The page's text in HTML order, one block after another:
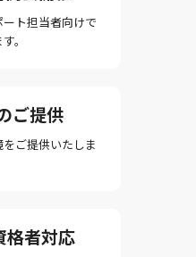
ト担当者向けで
。
ご提供
ご提供いたしま
格者対応